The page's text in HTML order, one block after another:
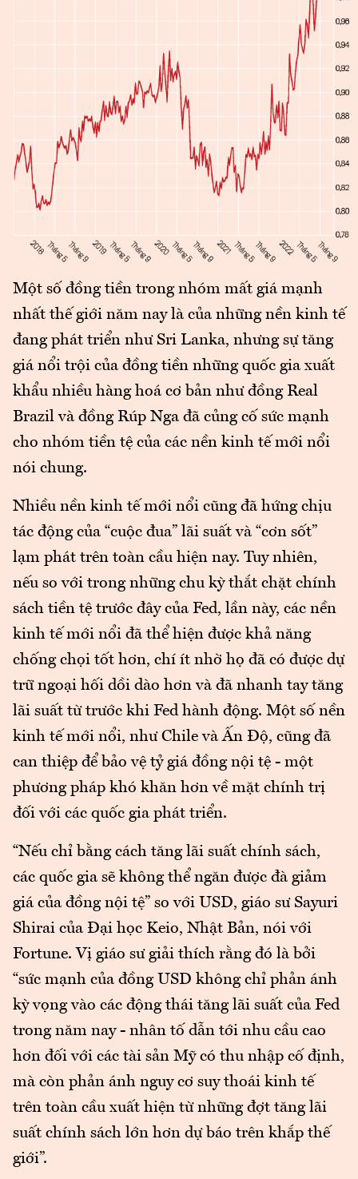
Một số đồng tiền trong nhóm mất giá mạnh
nhất thế giới năm nay là của những nền kinh tế
đang phát triển như Sri Lanka, nhưng sự tăng
giá nổi trội của đồng tiền những quốc gia xuất
khẩu nhiều hàng hoá cơ bản như đồng Real
Brazil và đồng Rúp Nga đã củng cố sức mạnh
cho nhóm tiền tệ của các nền kinh tế mới nổi
nói chung.
Nhiều nền kinh tế mới nổi cũng đã hứng chịu
tác động của “cuộc đua” lãi suất và “cơn sốt”
lạm phát trên toàn cầu hiện nay. Tuy nhiên,
nếu so với trong những chu kỳ thắt chặt chính
sách tiền tệ trước đây của Fed, lần này, các nền
kinh tế mới nổi đã thể hiện được khả năng
chống chọi tốt hơn, chí ít nhờ họ đã có được dự
trữ ngoại hối dồi dào hơn và đã nhanh tay tăng
lãi suất từ trước khi Fed hành động. Một số nền
kinh tế mới nổi, như Chile và Ấn Độ, cũng đã
can thiệp để bảo vệ tỷ giá đồng nội tệ - một
phương pháp khó khăn hơn về mặt chính trị
đối với các quốc gia phát triển.
“Nếu chỉ bằng cách tăng lãi suất chính sách,
các quốc gia sẽ không thể ngăn được đà giảm
giá của đồng nội tệ” so với USD, giáo sư Sayuri
Shirai của Đại học Keio, Nhật Bản, nói với
Fortune. Vị giáo sư giải thích rằng đó là bởi
“sức mạnh của đồng USD không chỉ phản ánh
kỳ vọng vào các động thái tăng lãi suất của Fed
trong năm nay - nhân tố dẫn tới nhu cầu cao
hơn đối với các tài sản Mỹ có thu nhập cố định,
mà còn phản ánh nguy cơ suy thoái kinh tế
trên toàn cầu xuất hiện từ những đợt tăng lãi
suất chính sách lớn hơn dự báo trên khắp thế
giới”.